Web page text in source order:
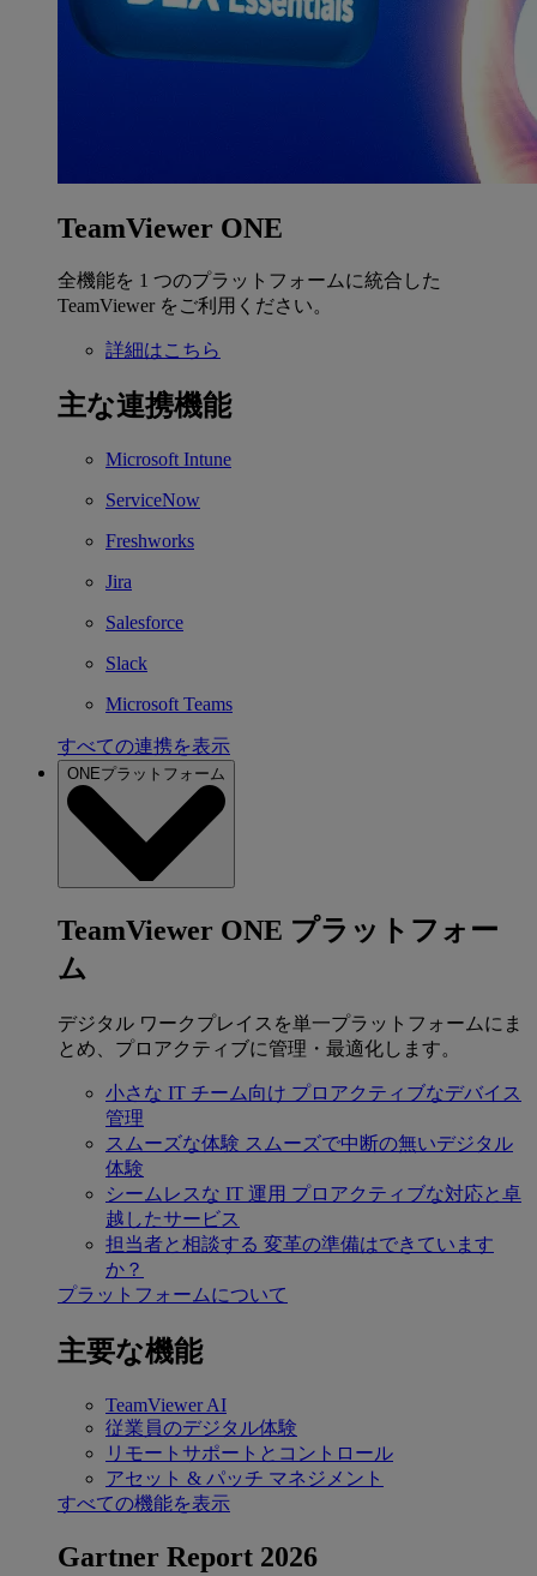
TeamViewer ONE
全機能を 1 つのプラットフォームに統合した
TeamViewer をご利用ください。
詳細はこちら
主な連携機能
Microsoft Intune
ServiceNow
Freshworks
Jira
Salesforce
Slack
Microsoft Teams
すべての連携を表示
ONEプラットフォーム
TeamViewer ONE プラットフォー
ム
デジタル ワークプレイスを単一プラットフォームにま
とめ、プロアクティブに管理・最適化します。
小さな IT チーム向け プロアクティブなデバイス
管理
スムーズな体験 スムーズで中断の無いデジタル
体験
シームレスな IT 運用 プロアクティブな対応と卓
越したサービス
担当者と相談する 変革の準備はできています
か？
プラットフォームについて
主要な機能
TeamViewer AI
従業員のデジタル体験
リモートサポートとコントロール
アセット & パッチ マネジメント
すべての機能を表示
Gartner Report 2026